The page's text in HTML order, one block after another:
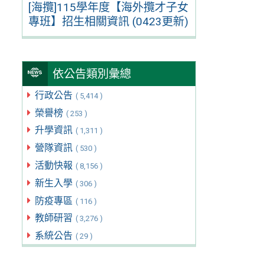
[海攬]115學年度【海外攬才子女
專班】招生相關資訊 (0423更新)
依公告類別彙總
行政公告 ( 5,414 )
榮譽榜 ( 253 )
升學資訊 ( 1,311 )
營隊資訊 ( 530 )
活動快報 ( 8,156 )
新生入學 ( 306 )
防疫專區 ( 116 )
教師研習 ( 3,276 )
系統公告 ( 29 )